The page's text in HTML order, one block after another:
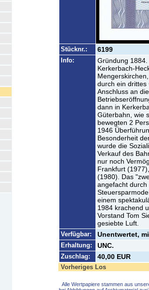
Stücknr.: 6199
Info:
Gründung
Kerkerbach-
durch ein drittes
Anschluss an
dann in
Güterbahn, wie
bewegten 2
1946
Besonderheit
wurde die
Verkauf des
nur noch
Frankfurt
(1980). Das
angefacht durch
einem
1984 krachend
Vorstand Tom
gesiebte Luft.
Verfügbar: Unentwertet,
Erhaltung: UNC.
Zuschlag: 40,00 EUR
Vorheriges Los
Alle Wertpapiere stammen aus